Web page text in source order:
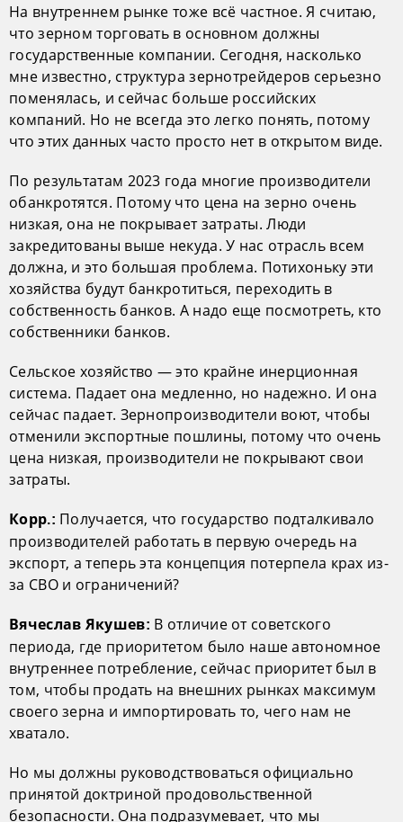
На внутреннем рынке тоже всё частное. Я считаю,
что зерном торговать в основном должны
государственные компании. Сегодня, насколько
мне известно, структура зернотрейдеров серьезно
поменялась, и сейчас больше российских
компаний. Но не всегда это легко понять, потому
что этих данных часто просто нет в открытом виде.
По результатам 2023 года многие производители
обанкротятся. Потому что цена на зерно очень
низкая, она не покрывает затраты. Люди
закредитованы выше некуда. У нас отрасль всем
должна, и это большая проблема. Потихоньку эти
хозяйства будут банкротиться, переходить в
собственность банков. А надо еще посмотреть, кто
собственники банков.
Сельское хозяйство — это крайне инерционная
система. Падает она медленно, но надежно. И она
сейчас падает. Зернопроизводители воют, чтобы
отменили экспортные пошлины, потому что очень
цена низкая, производители не покрывают свои
затраты.
Корр.: Получается, что государство подталкивало
производителей работать в первую очередь на
экспорт, а теперь эта концепция потерпела крах из-
за СВО и ограничений?
Вячеслав Якушев: В отличие от советского
периода, где приоритетом было наше автономное
внутреннее потребление, сейчас приоритет был в
том, чтобы продать на внешних рынках максимум
своего зерна и импортировать то, чего нам не
хватало.
Но мы должны руководствоваться официально
принятой доктриной продовольственной
безопасности. Она подразумевает, что мы